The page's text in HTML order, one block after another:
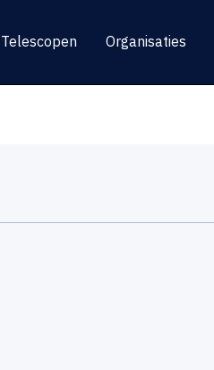
Telescopen Organisaties